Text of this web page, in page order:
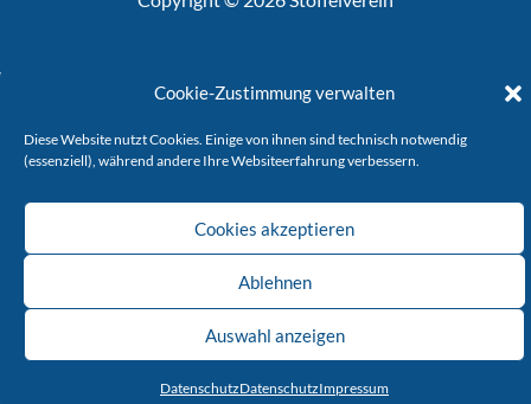
Cookie-Zustimmung verwalten
Diese Website nutzt Cookies. Einige von ihnen sind technisch notwendig
(essenziell), während andere Ihre Websiteerfahrung verbessern.
Cookies akzeptieren
Ablehnen
Auswahl anzeigen
DatenschutzDatenschutzImpressum